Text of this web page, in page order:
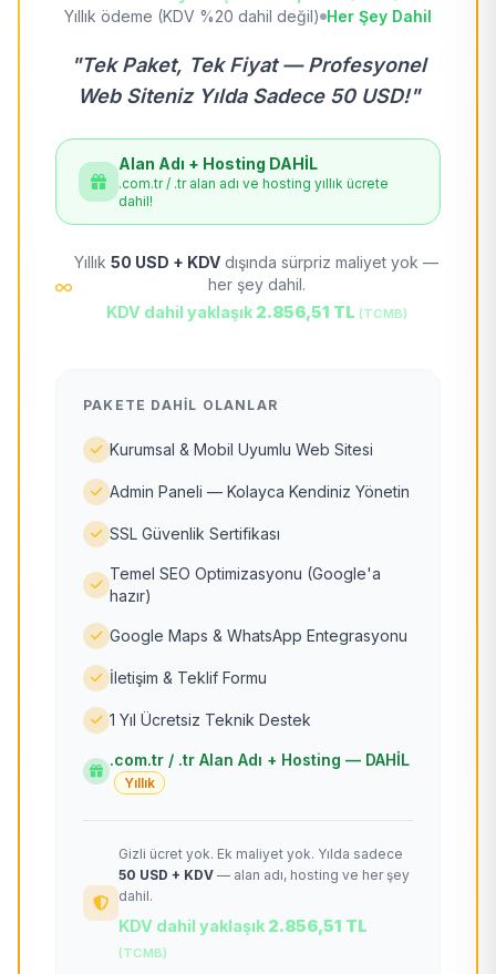
Yıllık ödeme (KDV %20 dahil değil) Her Şey Dahil
"Tek Paket, Tek Fiyat — Profesyonel
Web Siteniz Yılda Sadece 50 USD!"
Alan Adı + Hosting DAHİL
.com.tr / .tr alan adı ve hosting yıllık ücrete
dahil!
Yıllık 50 USD + KDV dışında sürpriz maliyet yok —
her şey dahil.
KDV dahil yaklaşık 2.856,51 TL (TCMB)
PAKETE DAHIL OLANLAR
Kurumsal & Mobil Uyumlu Web Sitesi
Admin Paneli — Kolayca Kendiniz Yönetin
SSL Güvenlik Sertifikası
Temel SEO Optimizasyonu (Google'a
hazır)
Google Maps & WhatsApp Entegrasyonu
İletişim & Teklif Formu
1 Yıl Ücretsiz Teknik Destek
.com.tr / .tr Alan Adı + Hosting — DAHİL
Yıllık
Gizli ücret yok. Ek maliyet yok. Yılda sadece
50 USD + KDV — alan adı, hosting ve her şey
dahil.
KDV dahil yaklaşık 2.856,51 TL
(TCMB)